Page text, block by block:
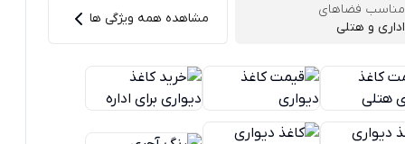
مناسب فضاهای
اداری و هتلی
مشاهده همه ویژگی ها